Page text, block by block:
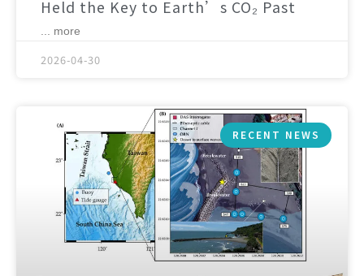
Held the Key to Earth’s CO₂ Past
... more
2026-04-30
RECENT NEWS